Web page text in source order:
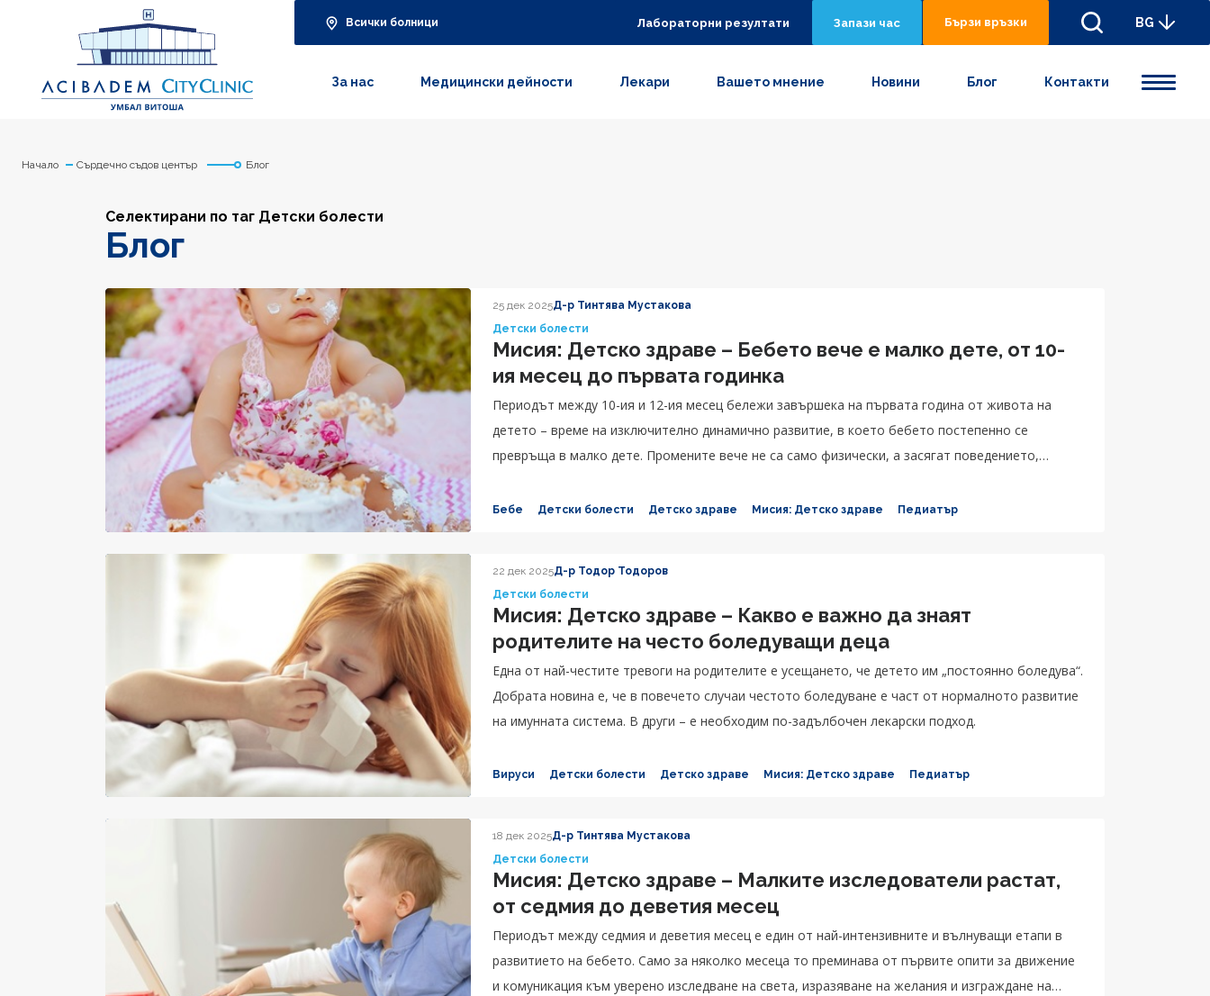
Всички болници Лабораторни резултати Запази час Бързи връзки BG
За нас Медицински дейности Лекари Вашето мнение Новини Блог Контакти
Начало Сърдечно съдов център Блог
Селектирани по таг Детски болести
Блог
25 дек 2025Д-р Тинтява Мустакова
Детски болести
Мисия: Детско здраве – Бебето вече е малко дете, от 10-
ия месец до първата годинка
Периодът между 10-ия и 12-ия месец бележи завършека на първата година от живота на
детето – време на изключително динамично развитие, в което бебето постепенно се
превръща в малко дете. Промените вече не са само физически, а засягат поведението,
Бебе Детски болести Детско здраве Мисия: Детско здраве Педиатър
22 дек 2025Д-р Тодор Тодоров
Детски болести
Мисия: Детско здраве – Какво е важно да знаят
родителите на често боледуващи деца
Една от най-честите тревоги на родителите е усещането, че детето им „постоянно боледува“.
Добрата новина е, че в повечето случаи честото боледуване е част от нормалното развитие
на имунната система. В други – е необходим по-задълбочен лекарски подход.
Вируси Детски болести Детско здраве Мисия: Детско здраве Педиатър
18 дек 2025Д-р Тинтява Мустакова
Детски болести
Мисия: Детско здраве – Малките изследователи растат,
от седмия до деветия месец
Периодът между седмия и деветия месец е един от най-интензивните и вълнуващи етапи в
развитието на бебето. Само за няколко месеца то преминава от първите опити за движение
и комуникация към уверено изследване на света, изразяване на желания и изграждане на